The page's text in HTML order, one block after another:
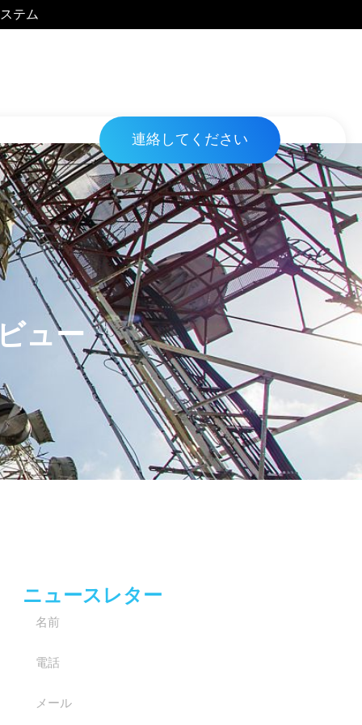
テム
連絡してください
ュー
ニュースレター